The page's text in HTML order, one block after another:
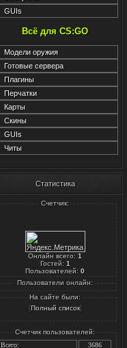
GUIs
Всё для CS:GO
Модели оружия
Готовые сервера
Плагины
Перчатки
Карты
Скины
GUIs
Читы
Статистика
Счетчик:
Онлайн всего: 1
Гостей: 1
Пользователей: 0
Пользователи онлайн:
На сайте были:
[Полный список]
Счетчик пользователей:
Всего:
3686